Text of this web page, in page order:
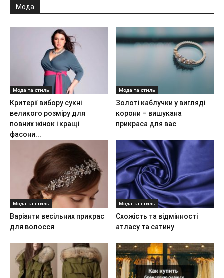
Мода
Мода та стиль
Критерії вибору сукні
великого розміру для
повних жінок і кращі
фасони...
Мода та стиль
Золоті каблучки у вигляді
корони – вишукана
прикраса для вас
Мода та стиль
Варіанти весільних прикрас
для волосся
Мода та стиль
Схожість та відмінності
атласу та сатину